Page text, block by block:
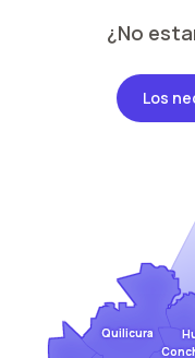
¿No
Los
Quilicura